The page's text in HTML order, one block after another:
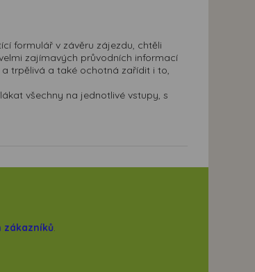
formulář v závěru zájezdu, chtěli
zajímavých průvodních informací
trpělivá a také ochotná zařídit i to,
všechny na jednotlivé vstupy, s
zákazníků.